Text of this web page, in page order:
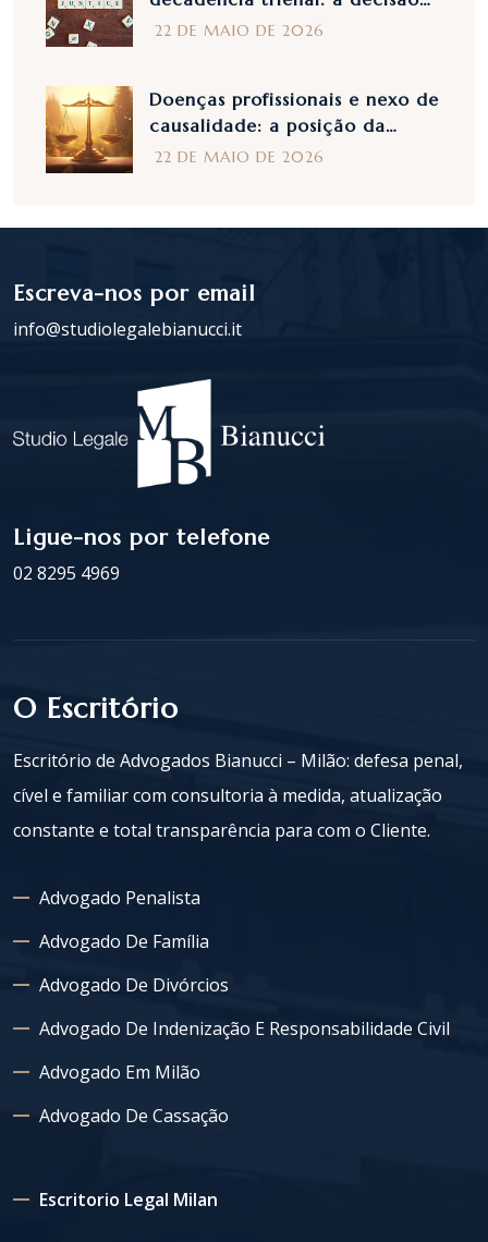
da Corte de Cassação no
22 DE MAIO DE 2026
Doenças profissionais e nexo de
causalidade: a posição da
Corte de Cassação com a
22 DE MAIO DE 2026
Escreva-nos por email
info@studiolegalebianucci.it
Ligue-nos por telefone
02 8295 4969
O Escritório
Escritório de Advogados Bianucci – Milão: defesa penal,
cível e familiar com consultoria à medida, atualização
constante e total transparência para com o Cliente.
Advogado Penalista
Advogado De Família
Advogado De Divórcios
Advogado De Indenização E Responsabilidade Civil
Advogado Em Milão
Advogado De Cassação
Escritorio Legal Milan